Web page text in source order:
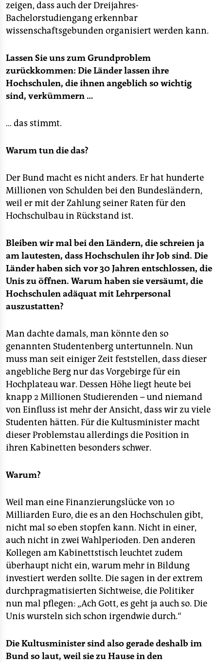
zeigen, dass auch der Dreijahres-
Bachelorstudiengang erkennbar
wissenschaftsgebunden organisiert werden kann.
Lassen Sie uns zum Grundproblem
zurückkommen: Die Länder lassen ihre
Hochschulen, die ihnen angeblich so wichtig
sind, verkümmern …
… das stimmt.
Warum tun die das?
Der Bund macht es nicht anders. Er hat hunderte
Millionen von Schulden bei den Bundesländern,
weil er mit der Zahlung seiner Raten für den
Hochschulbau in Rückstand ist.
Bleiben wir mal bei den Ländern, die schreien ja
am lautesten, dass Hochschulen ihr Job sind. Die
Länder haben sich vor 30 Jahren entschlossen, die
Unis zu öffnen. Warum haben sie versäumt, die
Hochschulen adäquat mit Lehrpersonal
auszustatten?
Man dachte damals, man könnte den so
genannten Studentenberg untertunneln. Nun
muss man seit einiger Zeit feststellen, dass dieser
angebliche Berg nur das Vorgebirge für ein
Hochplateau war. Dessen Höhe liegt heute bei
knapp 2 Millionen Studierenden – und niemand
von Einfluss ist mehr der Ansicht, dass wir zu viele
Studenten hätten. Für die Kultusminister macht
dieser Problemstau allerdings die Position in
ihren Kabinetten besonders schwer.
Warum?
Weil man eine Finanzierungslücke von 10
Milliarden Euro, die es an den Hochschulen gibt,
nicht mal so eben stopfen kann. Nicht in einer,
auch nicht in zwei Wahlperioden. Den anderen
Kollegen am Kabinettstisch leuchtet zudem
überhaupt nicht ein, warum mehr in Bildung
investiert werden sollte. Die sagen in der extrem
durchpragmatisierten Sichtweise, die Politiker
nun mal pflegen: „Ach Gott, es geht ja auch so. Die
Unis wursteln sich schon irgendwie durch.“
Die Kultusminister sind also gerade deshalb im
Bund so laut, weil sie zu Hause in den